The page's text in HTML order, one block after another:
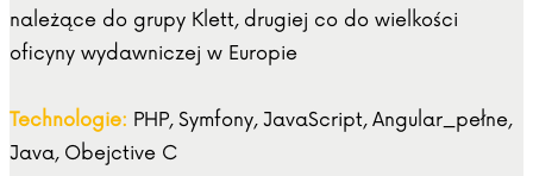
należące do grupy Klett, drugiej co do wielkości
oficyny wydawniczej w Europie
Technologie: PHP, Symfony, JavaScript, Angular_pełne,
Java, Obejctive C